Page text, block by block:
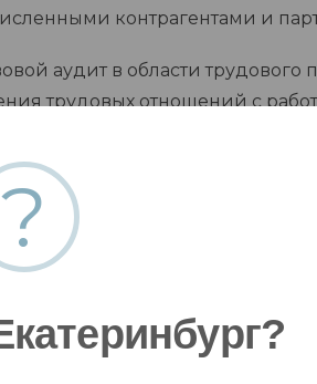
контрагентами и
аудит в области трудового
трудовых отношений с
аудит имущества
принадлежащего предприятию
документации на это
аудит совершенных, а
предприятия к
?